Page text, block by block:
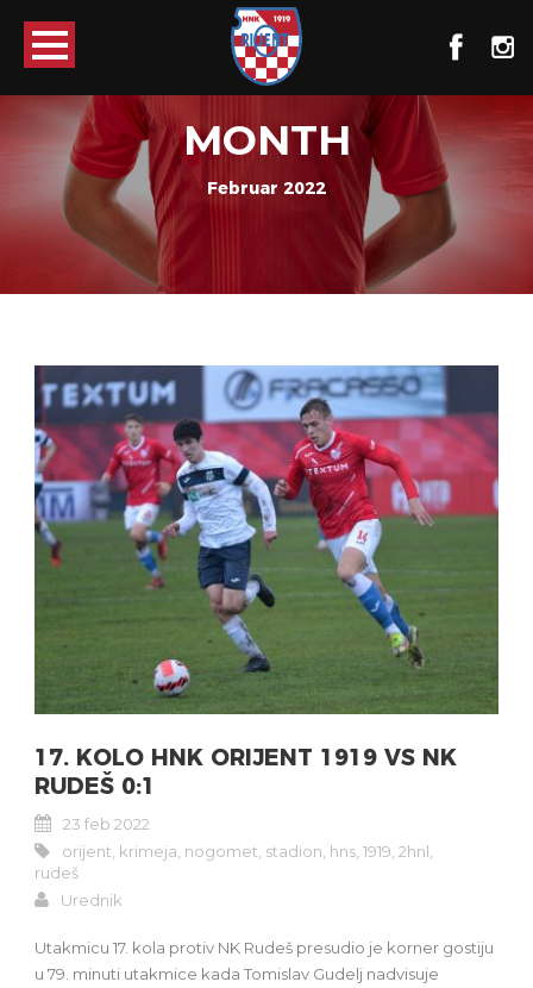
MONTH
Februar 2022
17. KOLO HNK ORIJENT 1919 VS NK
RUDEŠ 0:1
23 feb 2022
orijent krimeja nogomet stadion hns 1919 2hnl
rudeš
Urednik
Utakmicu 17. kola protiv NK Rudeš presudio je korner gostiju
u 79. minuti utakmice kada Tomislav Gudelj nadvisuje